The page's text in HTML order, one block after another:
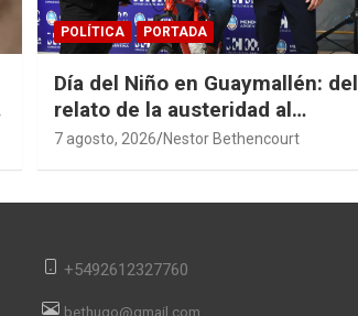
POLÍTICA PORTADA
Día del Niño en Guaymallén: del
relato de la austeridad al
derroche de $74 millones
7 agosto, 2026 Nestor Bethencourt
+5492612327760
bethugo@gmail.com